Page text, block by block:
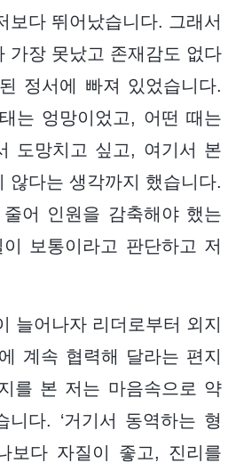
보다 뛰어났습니다. 그래서
가장 못났고 존재감도 없다
정서에 빠져 있었습니다.
는 엉망이었고, 어떤 때는
도망치고 싶고, 여기서 본
않다는 생각까지 했습니다.
어 인원을 감축해야 했는
보통이라고 판단하고 저
늘어나자 리더로부터 외지
계속 협력해 달라는 편지
를 본 저는 마음속으로 약
니다. ‘거기서 동역하는 형
보다 자질이 좋고, 진리를